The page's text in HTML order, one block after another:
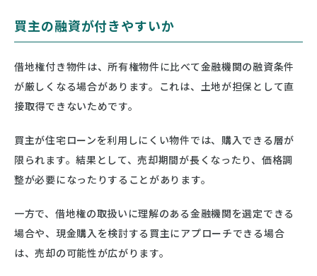
買主の融資が付きやすいか
借地権付き物件は、所有権物件に比べて金融機関の融資条件
が厳しくなる場合があります。これは、土地が担保として直
接取得できないためです。
買主が住宅ローンを利用しにくい物件では、購入できる層が
限られます。結果として、売却期間が長くなったり、価格調
整が必要になったりすることがあります。
一方で、借地権の取扱いに理解のある金融機関を選定できる
場合や、現金購入を検討する買主にアプローチできる場合
は、売却の可能性が広がります。